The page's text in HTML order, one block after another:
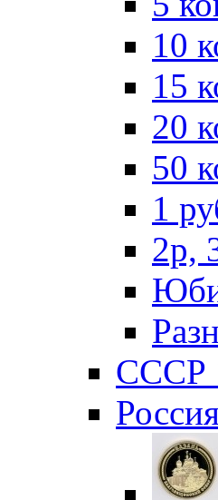
10
15
20
50
1
2р,
СССР